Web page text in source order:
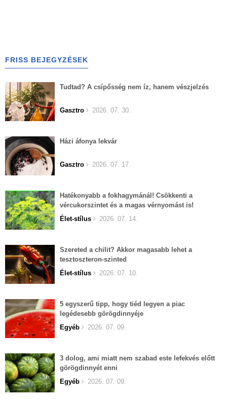
FRISS BEJEGYZÉSEK
Tudtad? A csípősség nem íz, hanem vészjelzés
Gasztro 2026. 07. 30.
Házi áfonya lekvár
Gasztro 2026. 07. 17.
Hatékonyabb a fokhagymánál! Csökkenti a
vércukorszintet és a magas vérnyomást is!
Élet-stílus
2026. 07. 14.
Szereted a chilit? Akkor magasabb lehet a
tesztoszteron-szinted
Élet-stílus
2026. 07. 10.
5 egyszerű tipp, hogy tiéd legyen a piac
legédesebb görögdinnyéje
Egyéb
2026. 07. 09.
3 dolog, ami miatt nem szabad este lefekvés előtt
görögdinnyét enni
Egyéb
2026. 07. 09.